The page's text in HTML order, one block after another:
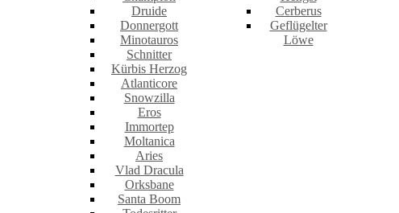
Druide
Donnergott
Minotauros
Schnitter
Kürbis Herzog
Atlanticore
Snowzilla
Eros
Immortep
Moltanica
Aries
Vlad Dracula
Orksbane
Santa Boom
Cerberus
Geflügelter
Löwe